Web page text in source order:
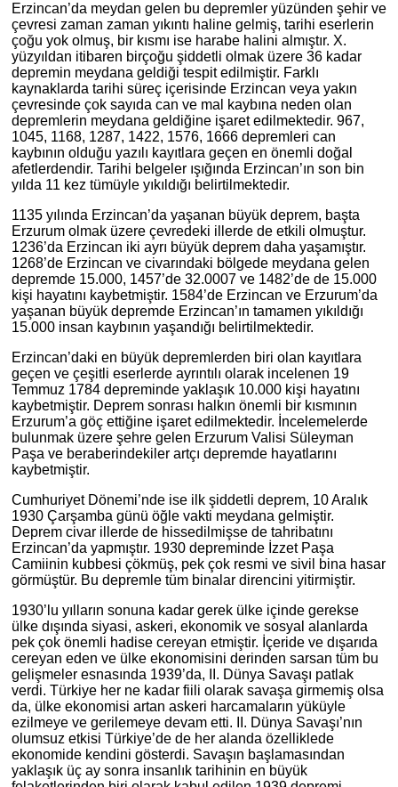
Erzincan’da meydan gelen bu depremler yüzünden şehir ve
çevresi zaman zaman yıkıntı haline gelmiş, tarihi eserlerin
çoğu yok olmuş, bir kısmı ise harabe halini almıştır. X.
yüzyıldan itibaren birçoğu şiddetli olmak üzere 36 kadar
depremin meydana geldiği tespit edilmiştir. Farklı
kaynaklarda tarihi süreç içerisinde Erzincan veya yakın
çevresinde çok sayıda can ve mal kaybına neden olan
depremlerin meydana geldiğine işaret edilmektedir. 967,
1045, 1168, 1287, 1422, 1576, 1666 depremleri can
kaybının olduğu yazılı kayıtlara geçen en önemli doğal
afetlerdendir. Tarihi belgeler ışığında Erzincan’ın son bin
yılda 11 kez tümüyle yıkıldığı belirtilmektedir.
1135 yılında Erzincan’da yaşanan büyük deprem, başta
Erzurum olmak üzere çevredeki illerde de etkili olmuştur.
1236’da Erzincan iki ayrı büyük deprem daha yaşamıştır.
1268’de Erzincan ve civarındaki bölgede meydana gelen
depremde 15.000, 1457’de 32.0007 ve 1482’de de 15.000
kişi hayatını kaybetmiştir. 1584’de Erzincan ve Erzurum’da
yaşanan büyük depremde Erzincan’ın tamamen yıkıldığı
15.000 insan kaybının yaşandığı belirtilmektedir.
Erzincan’daki en büyük depremlerden biri olan kayıtlara
geçen ve çeşitli eserlerde ayrıntılı olarak incelenen 19
Temmuz 1784 depreminde yaklaşık 10.000 kişi hayatını
kaybetmiştir. Deprem sonrası halkın önemli bir kısmının
Erzurum’a göç ettiğine işaret edilmektedir. İncelemelerde
bulunmak üzere şehre gelen Erzurum Valisi Süleyman
Paşa ve beraberindekiler artçı depremde hayatlarını
kaybetmiştir.
Cumhuriyet Dönemi’nde ise ilk şiddetli deprem, 10 Aralık
1930 Çarşamba günü öğle vakti meydana gelmiştir.
Deprem civar illerde de hissedilmişse de tahribatını
Erzincan’da yapmıştır. 1930 depreminde İzzet Paşa
Camiinin kubbesi çökmüş, pek çok resmi ve sivil bina hasar
görmüştür. Bu depremle tüm binalar direncini yitirmiştir.
1930’lu yılların sonuna kadar gerek ülke içinde gerekse
ülke dışında siyasi, askeri, ekonomik ve sosyal alanlarda
pek çok önemli hadise cereyan etmiştir. İçeride ve dışarıda
cereyan eden ve ülke ekonomisini derinden sarsan tüm bu
gelişmeler esnasında 1939’da, II. Dünya Savaşı patlak
verdi. Türkiye her ne kadar fiili olarak savaşa girmemiş olsa
da, ülke ekonomisi artan askeri harcamaların yüküyle
ezilmeye ve gerilemeye devam etti. II. Dünya Savaşı’nın
olumsuz etkisi Türkiye’de de her alanda özelliklede
ekonomide kendini gösterdi. Savaşın başlamasından
yaklaşık üç ay sonra insanlık tarihinin en büyük